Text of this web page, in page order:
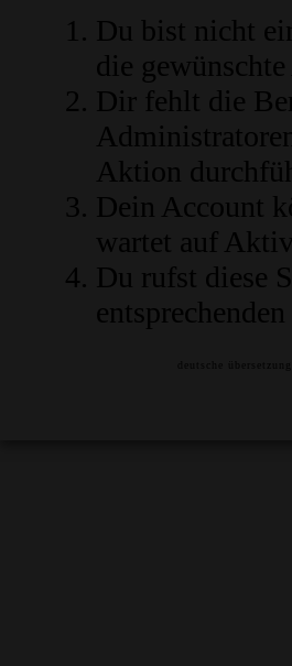
Du bist nicht
die
Dir fehlt die
Aktion
Dein Account
wartet auf
Du rufst diese